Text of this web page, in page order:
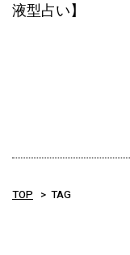
液型占い】
TOP TAG